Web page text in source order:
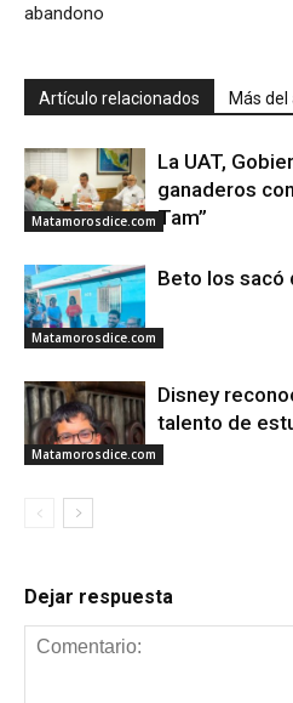
abandono
Artículo relacionados Más
Matamorosdice.com
La UAT,
ganaderos
Tam”
Matamorosdice.com
Beto los sacó
Matamorosdice.com
Disney
talento de
Dejar respuesta